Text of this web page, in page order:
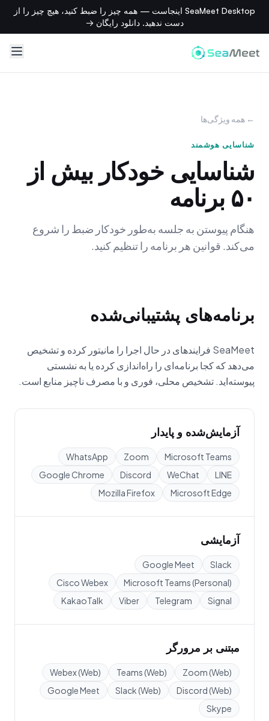
SeaMeet Desktop اینجاست — همه چیز را ضبط کنید، هیچ چیز را از
دست ندهید. دانلود رایگان →
← همه ویژگی‌ها
شناسایی هوشمند
شناسایی خودکار بیش از
۵۰ برنامه
هنگام پیوستن به جلسه به‌طور خودکار ضبط را شروع
می‌کند. قوانین هر برنامه را تنظیم کنید.
برنامه‌های پشتیبانی‌شده
SeaMeet فرایندهای در حال اجرا را مانیتور کرده و تشخیص
می‌دهد که کجا برنامه‌ای را راه‌اندازی کرده یا به نشستی
پیوسته‌اید. تشخیص محلی، فوری و با مصرف ناچیز منابع است.
آزمایش‌شده و پایدار
Microsoft Teams
Zoom
WhatsApp
LINE
WeChat
Discord
Google Chrome
Microsoft Edge
Mozilla Firefox
آزمایشی
Slack
Google Meet
Microsoft Teams (Personal)
Cisco Webex
Signal
Telegram
Viber
KakaoTalk
مبتنی بر مرورگر
Zoom (Web)
Teams (Web)
Webex (Web)
Discord (Web)
Slack (Web)
Google Meet
Skype